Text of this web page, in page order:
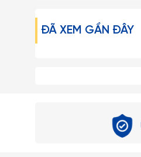
ĐÃ XEM GẦN ĐÂY